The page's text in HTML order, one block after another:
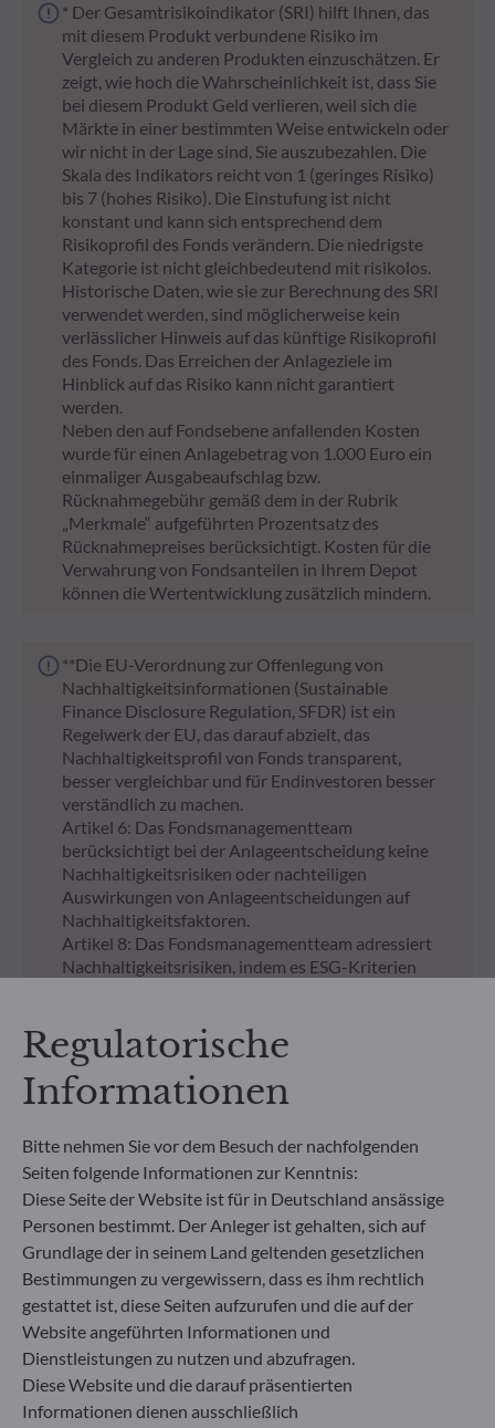
* Der Gesamtrisikoindikator (SRI) hilft Ihnen, das
mit diesem Produkt verbundene Risiko im
Vergleich zu anderen Produkten einzuschätzen. Er
zeigt, wie hoch die Wahrscheinlichkeit ist, dass Sie
bei diesem Produkt Geld verlieren, weil sich die
Märkte in einer bestimmten Weise entwickeln oder
wir nicht in der Lage sind, Sie auszubezahlen. Die
Skala des Indikators reicht von 1 (geringes Risiko)
bis 7 (hohes Risiko). Die Einstufung ist nicht
konstant und kann sich entsprechend dem
Risikoprofil des Fonds verändern. Die niedrigste
Kategorie ist nicht gleichbedeutend mit risikolos.
Historische Daten, wie sie zur Berechnung des SRI
verwendet werden, sind möglicherweise kein
verlässlicher Hinweis auf das künftige Risikoprofil
des Fonds. Das Erreichen der Anlageziele im
Hinblick auf das Risiko kann nicht garantiert
werden.
Neben den auf Fondsebene anfallenden Kosten
wurde für einen Anlagebetrag von 1.000 Euro ein
einmaliger Ausgabeaufschlag bzw.
Rücknahmegebühr gemäß dem in der Rubrik
„Merkmale“ aufgeführten Prozentsatz des
Rücknahmepreises berücksichtigt. Kosten für die
Verwahrung von Fondsanteilen in Ihrem Depot
können die Wertentwicklung zusätzlich mindern.
**Die EU-Verordnung zur Offenlegung von
Nachhaltigkeitsinformationen (Sustainable
Finance Disclosure Regulation, SFDR) ist ein
Regelwerk der EU, das darauf abzielt, das
Nachhaltigkeitsprofil von Fonds transparent,
besser vergleichbar und für Endinvestoren besser
verständlich zu machen.
Artikel 6: Das Fondsmanagementteam
berücksichtigt bei der Anlageentscheidung keine
Nachhaltigkeitsrisiken oder nachteiligen
Auswirkungen von Anlageentscheidungen auf
Nachhaltigkeitsfaktoren.
Artikel 8: Das Fondsmanagementteam adressiert
Nachhaltigkeitsrisiken, indem es ESG-Kriterien
Artikel 9: Das Fondsmanagementteam verfolgt ein
striktes nachhaltiges Anlageziel, das wesentlich zu
den Herausforderungen des ökologischen
Übergangs beiträgt, und adressiert
externen ESG-Datenanbieter der
Verwaltungsgesellschaft bereitgestellt werden.
NICHT GEZEICHNETE ANTEILKLASSEN
Regulatorische
Unterlagen zu nicht
gezeichneten Anteilen an
unseren Fonds
Regulatorische
Informationen
Bitte nehmen Sie vor dem Besuch der nachfolgenden
Seiten folgende Informationen zur Kenntnis:
Diese Seite der Website ist für in Deutschland ansässige
Personen bestimmt. Der Anleger ist gehalten, sich auf
Grundlage der in seinem Land geltenden gesetzlichen
Bestimmungen zu vergewissern, dass es ihm rechtlich
gestattet ist, diese Seiten aufzurufen und die auf der
Website angeführten Informationen und
Dienstleistungen zu nutzen und abzufragen.
Diese Website und die darauf präsentierten
Informationen dienen ausschließlich